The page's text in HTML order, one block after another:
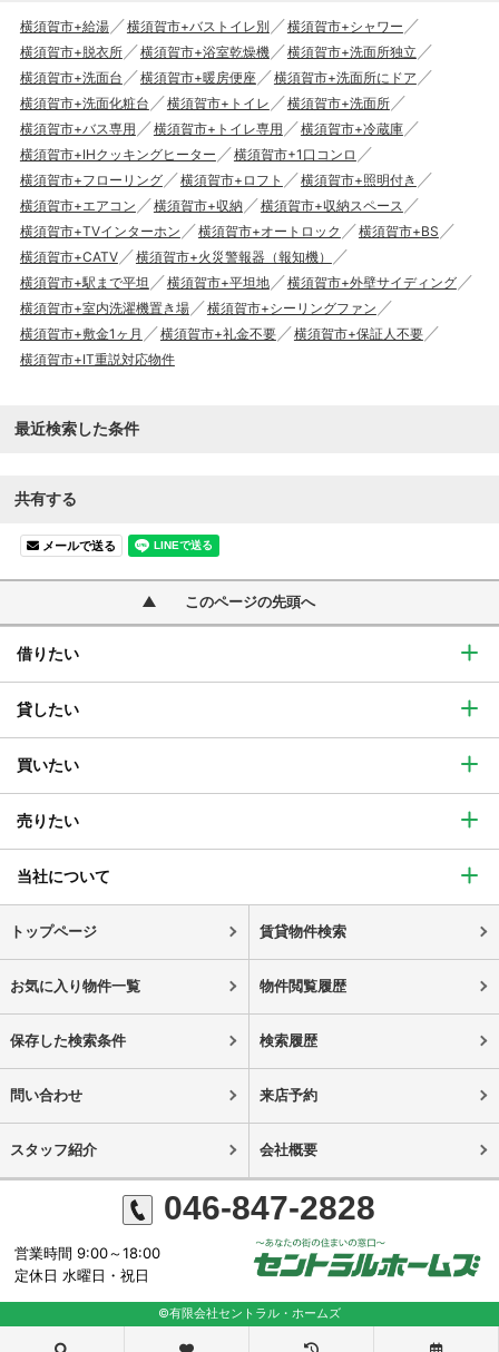
横須賀市+給湯 横須賀市+バストイレ別
横須賀市+シャワー
横須賀市+脱衣所
横須賀市+浴室乾燥機
横須賀市+洗面所独立
横須賀市+洗面台
横須賀市+暖房便座
横須賀市+洗面所にドア
横須賀市+洗面化粧台
横須賀市+トイレ
横須賀市+洗面所
横須賀市+バス専用
横須賀市+トイレ専用
横須賀市+冷蔵庫
横須賀市+IHクッキングヒーター
横須賀市+1口コンロ
横須賀市+フローリング
横須賀市+ロフト
横須賀市+照明付き
横須賀市+エアコン
横須賀市+収納
横須賀市+収納スペース
横須賀市+TVインターホン
横須賀市+オートロック
横須賀市+BS
横須賀市+CATV
横須賀市+火災警報器（報知機）
横須賀市+駅まで平坦
横須賀市+平坦地
横須賀市+外壁サイディング
横須賀市+室内洗濯機置き場
横須賀市+シーリングファン
横須賀市+敷金1ヶ月
横須賀市+礼金不要
横須賀市+保証人不要
横須賀市+IT重説対応物件
最近検索した条件
共有する
メールで送る
このページの先頭へ
借りたい
貸したい
買いたい
売りたい
当社について
トップページ 賃貸物件検索
お気に入り物件一覧 物件閲覧履歴
保存した検索条件 検索履歴
問い合わせ 来店予約
スタッフ紹介 会社概要
046-847-2828
営業時間 9:00～18:00
定休日 水曜日・祝日
©有限会社セントラル・ホームズ